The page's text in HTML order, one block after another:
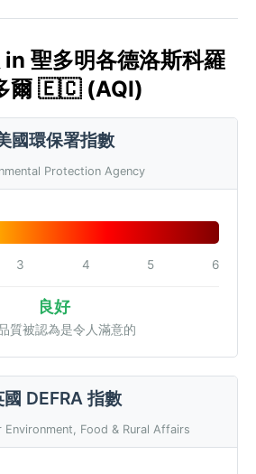
聖多明各德洛斯科羅
爾 🇪🇨 (AQI)
國環保署指數
Protection Agency
3 4 5 6
良好
質被認為是令人滿意的
國 DEFRA 指數
Food & Rural Affairs